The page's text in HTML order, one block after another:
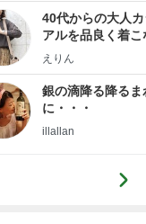
40代からの大人
アルを品良く着こ
ファッションブロ
えりん
銀の滴降る降るま
に・・・
illallan